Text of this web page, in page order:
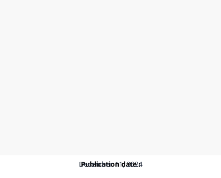
Publication date :
December 11, 2024